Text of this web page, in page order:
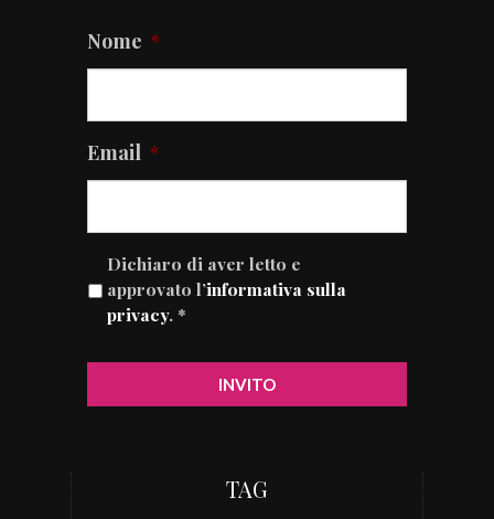
Nome *
Email *
Dichiaro di aver letto e
approvato l’informativa sulla
privacy. *
TAG